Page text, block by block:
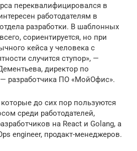
переквалифицировался в
работодателям в
разработки. В шаблонных
сориентируется, но при
кейса у человека с
случится ступор», —
директор по
разработчика ПО «МойОфис».
до сих пор пользуются
среди работодателей,
на React и Golang, а
engineer, продакт-менеджеров.